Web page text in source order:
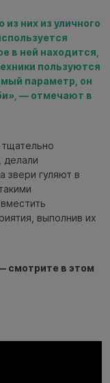
них из уличного
в ней находится,
пользуются
параметр, он
— отмечают в
делали
звери гуляют в
выполнив их
смотрите в этом